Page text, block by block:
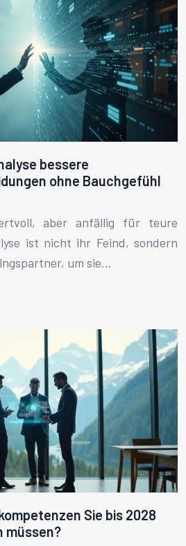
bessere
ohne Bauchgefühl
aber anfällig für teure
ist nicht ihr Feind, sondern
um sie…
Sie bis 2028
müssen?